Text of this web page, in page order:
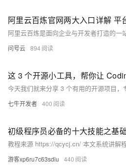
问号云 894
七牛开发者 400
初级程序员必备的十大技能之基
游客xp6ru7c63sdiu 440